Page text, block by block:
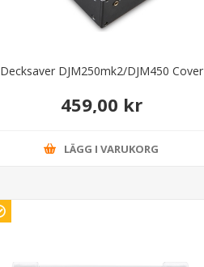
Decksaver DJM250mk2/DJM450 Cover
459,00 kr
LÄGG I VARUKORG